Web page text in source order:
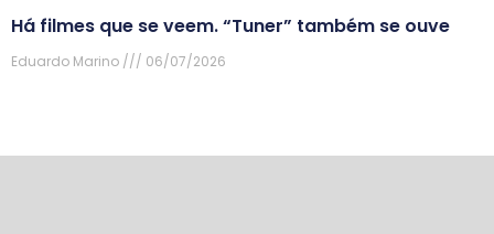
Há filmes que se veem. “Tuner” também se ouve
Eduardo Marino 06/07/2026